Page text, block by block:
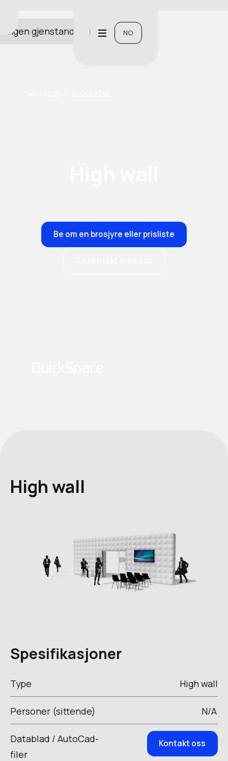
NO
Ingen gjenstander funnet.
Be om en brosjyre eller prisliste
High wall
Spesifikasjoner
Type High wall
Personer (sittende) N/A
Datablad / AutoCad-
filer
Kontakt oss